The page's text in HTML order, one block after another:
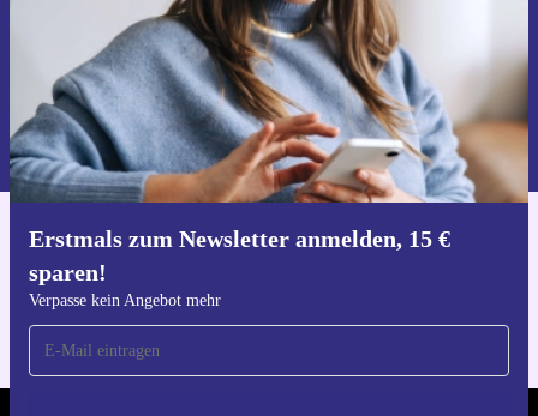
Erstmals zum Newsletter anmelden, 15 €
sparen!
Verpasse kein Angebot mehr
Gutschein anfordern
Informationen über die Verwendung personenbezogener Daten findest
du in unserer
Datenschutzerklärung.
Hol dir die refurbed-App